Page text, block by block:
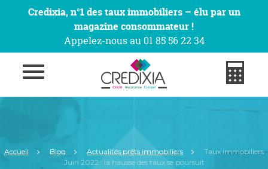
Credixia, n°1 des taux immobiliers – élu par un
magazine consommateur !
Appelez-nous au 01 85 56 22 34
Accueil Blog Actualités prêts immobiliers
Taux immobiliers
Juin 2022 : la hausse des taux se poursuit